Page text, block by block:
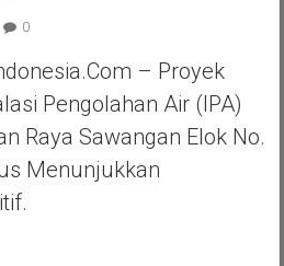
0
– Proyek
Pengolahan Air (IPA)
Raya Sawangan Elok No.
Menunjukkan